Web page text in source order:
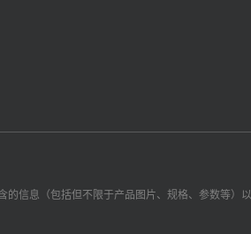
信息（包括但不限于产品图片、规格、参数等）